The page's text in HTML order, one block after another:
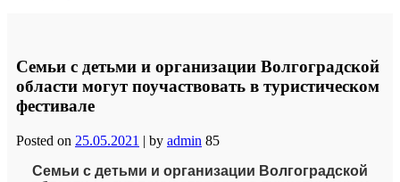
Семьи с детьми и организации Волгоградской
области могут поучаствовать в туристическом
фестивале
Posted on 25.05.2021 | by admin 85
Семьи с детьми и организации Волгоградской